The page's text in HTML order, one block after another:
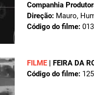
Companhia
Direção: Mauro,
Código do filme:
FILME | FEIRA DA
Código do filme: